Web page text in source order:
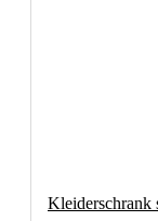
Kleiderschrank